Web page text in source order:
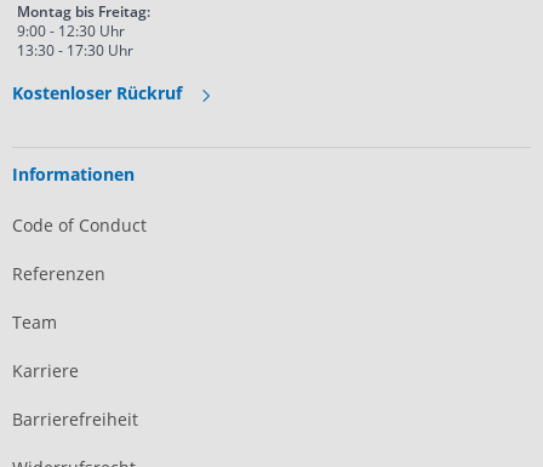
Montag bis Freitag:
9:00 - 12:30 Uhr
13:30 - 17:30 Uhr
Kostenloser Rückruf
Informationen
Code of Conduct
Referenzen
Team
Karriere
Barrierefreiheit